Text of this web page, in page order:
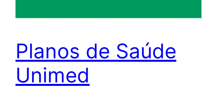
Planos de Saúde
Unimed